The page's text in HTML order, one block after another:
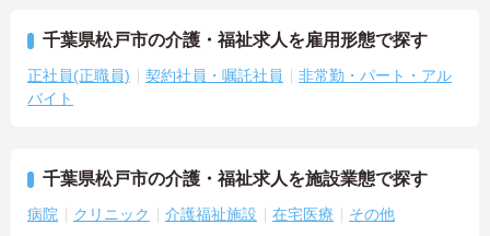
千葉県松戸市の介護・福祉求人を雇用形態で探す
正社員(正職員) 契約社員・嘱託社員
非常勤・パート・アル
バイト
千葉県松戸市の介護・福祉求人を施設業態で探す
病院 クリニック 介護福祉施設 在宅医療 その他